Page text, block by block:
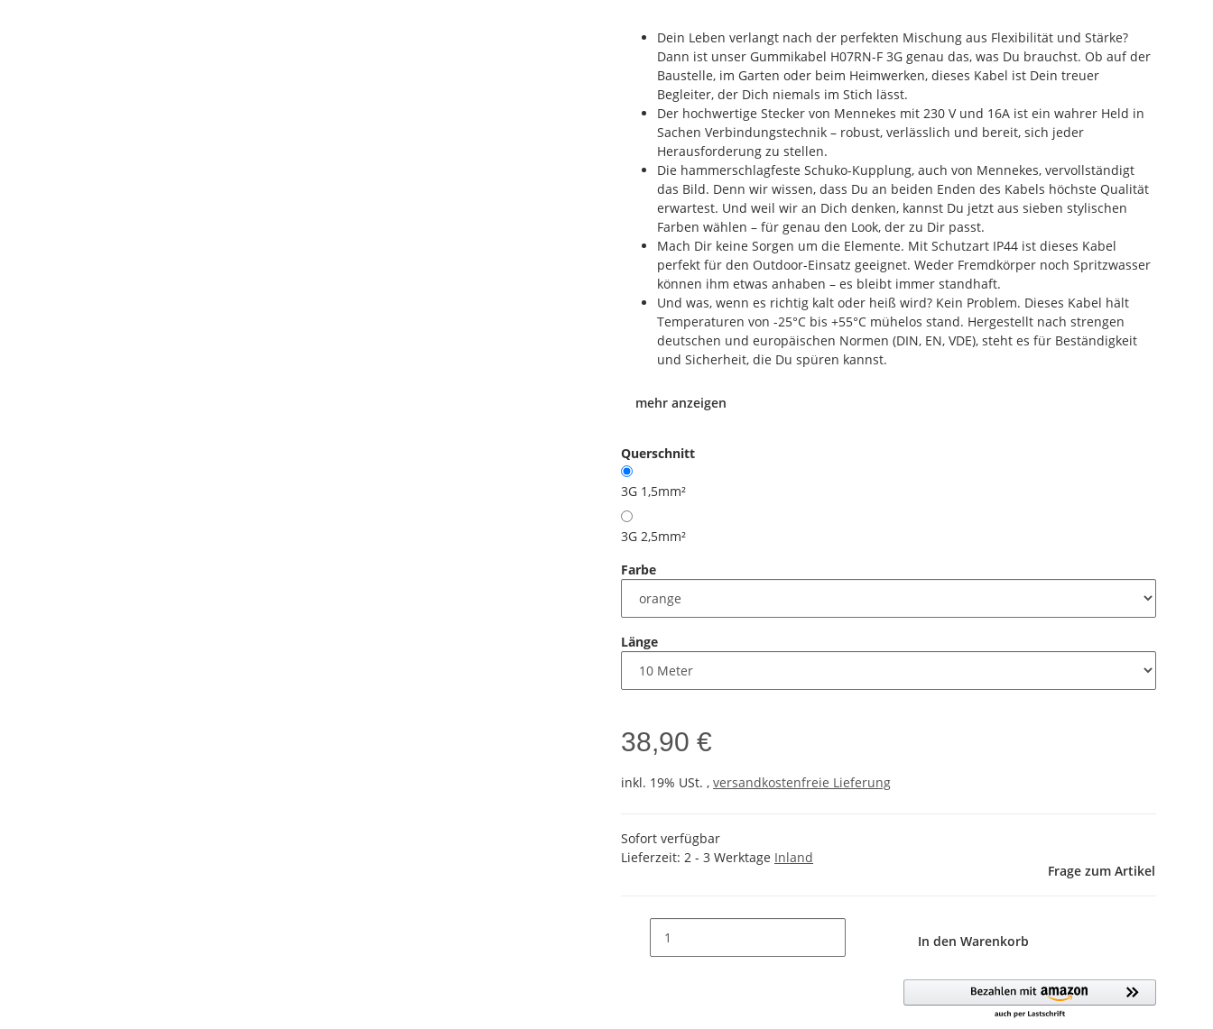
Dein Leben verlangt nach der perfekten Mischung aus Flexibilität und Stärke?
Dann ist unser Gummikabel H07RN-F 3G genau das, was Du brauchst. Ob auf der
Baustelle, im Garten oder beim Heimwerken, dieses Kabel ist Dein treuer
Begleiter, der Dich niemals im Stich lässt.
Der hochwertige Stecker von Mennekes mit 230 V und 16A ist ein wahrer Held in
Sachen Verbindungstechnik – robust, verlässlich und bereit, sich jeder
Herausforderung zu stellen.
Die hammerschlagfeste Schuko-Kupplung, auch von Mennekes, vervollständigt
das Bild. Denn wir wissen, dass Du an beiden Enden des Kabels höchste Qualität
erwartest. Und weil wir an Dich denken, kannst Du jetzt aus sieben stylischen
Farben wählen – für genau den Look, der zu Dir passt.
Mach Dir keine Sorgen um die Elemente. Mit Schutzart IP44 ist dieses Kabel
perfekt für den Outdoor-Einsatz geeignet. Weder Fremdkörper noch Spritzwasser
können ihm etwas anhaben – es bleibt immer standhaft.
Und was, wenn es richtig kalt oder heiß wird? Kein Problem. Dieses Kabel hält
Temperaturen von -25°C bis +55°C mühelos stand. Hergestellt nach strengen
deutschen und europäischen Normen (DIN, EN, VDE), steht es für Beständigkeit
und Sicherheit, die Du spüren kannst.
mehr anzeigen
Querschnitt
3G 1,5mm²
3G 2,5mm²
Farbe
Länge
38,90 €
inkl. 19% USt. , versandkostenfreie Lieferung
Sofort verfügbar
Lieferzeit: 2 - 3 Werktage Inland
Frage zum Artikel
In den Warenkorb